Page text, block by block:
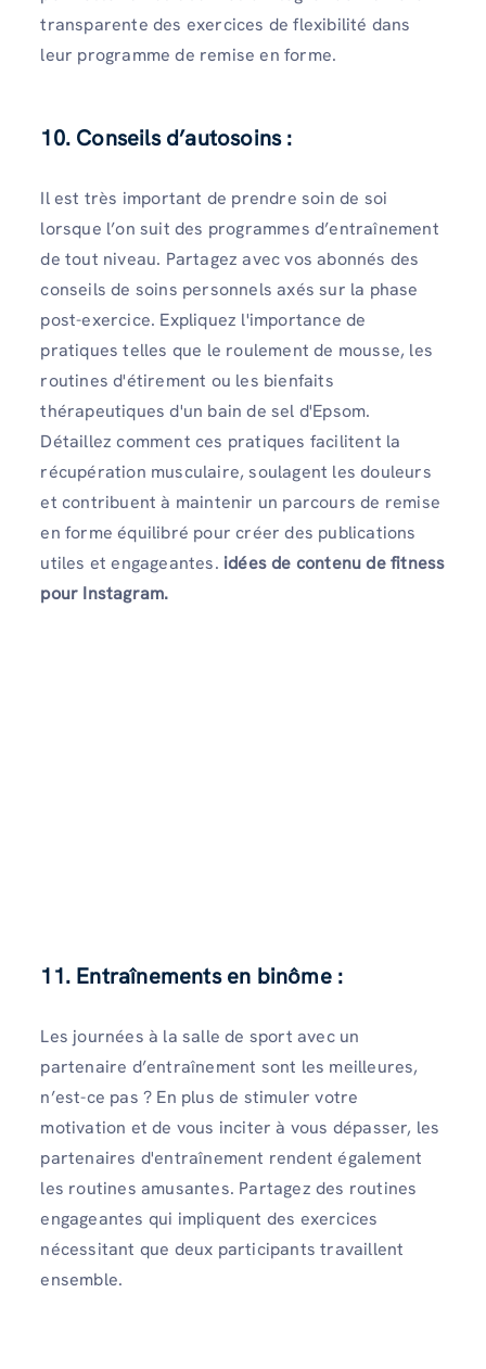
transparente des exercices de flexibilité dans
leur programme de remise en forme.
10. Conseils d’autosoins :
Il est très important de prendre soin de soi
lorsque l’on suit des programmes d’entraînement
de tout niveau. Partagez avec vos abonnés des
conseils de soins personnels axés sur la phase
post-exercice. Expliquez l'importance de
pratiques telles que le roulement de mousse, les
routines d'étirement ou les bienfaits
thérapeutiques d'un bain de sel d'Epsom.
Détaillez comment ces pratiques facilitent la
récupération musculaire, soulagent les douleurs
et contribuent à maintenir un parcours de remise
en forme équilibré pour créer des publications
utiles et engageantes. idées de contenu de fitness
pour Instagram.
11. Entraînements en binôme :
Les journées à la salle de sport avec un
partenaire d’entraînement sont les meilleures,
n’est-ce pas ? En plus de stimuler votre
motivation et de vous inciter à vous dépasser, les
partenaires d'entraînement rendent également
les routines amusantes. Partagez des routines
engageantes qui impliquent des exercices
nécessitant que deux participants travaillent
ensemble.